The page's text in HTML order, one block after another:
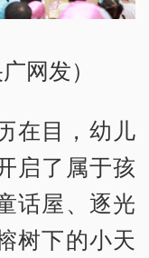
网发）
在目，幼儿
启了属于孩
话屋、逐光
树下的小天